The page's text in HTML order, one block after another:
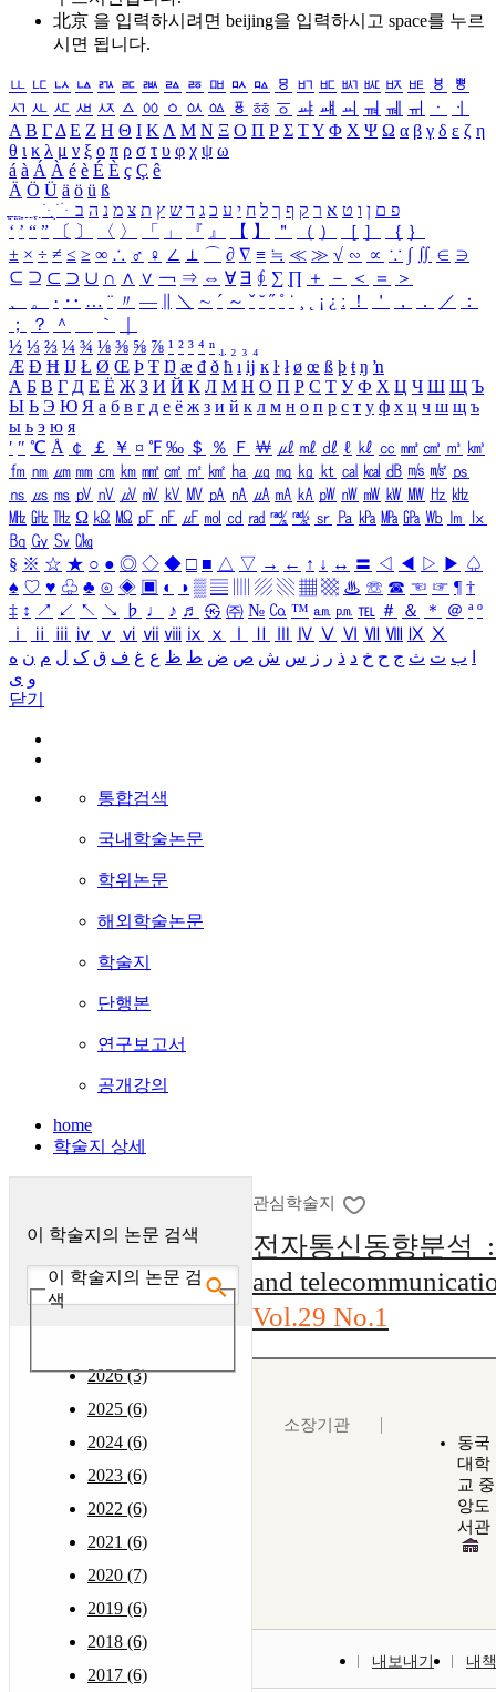
北京 을 입력하시려면 beijing을 입력하시고 space를 누르
시면 됩니다.
ㅥ ㅦ ㅧ ㅨ ㅩ ㅪ ㅫ ㅬ ㅭ ㅮ ㅯ ㅰ ㅱ ㅲ ㅳ ㅴ ㅵ ㅶ ㅷ ㅸ
ㅹ
ㅺ ㅻ ㅼ ㅽ ㅾ ㅿ ㆀ ㆁ ㆂ ㆃ ㆄ ㆅ ㆆ ㆇ ㆈ ㆉ ㆊ ㆋ ㆌ ㆍ
ㆎ
Α Β ΓΔ Ε Ζ Η Θ Ι ΚΛ Μ Ν Ξ Ο Π Ρ Σ ΤΥ Φ Χ Ψ Ω α β γ δ ε ζ η
θ ι κ λ μ ν ξ ο π ρ σ τ υ φ χ ψ ω
á à Á À é è É È ç Ç ê
Ä Ö Ü ä ö ü ß
ִֶֹ ֻּ ׁׂ פ ם ן ו ט א ר ק ף ך ל ח י ע כ ג ד ש ץ ת צ מ נ ה ב
‘ ’ “ ” 〔 〕 〈 〉 「 」 『 』 【 】 ＂ （ ） ［ ］ ｛ ｝
± × ÷ ≠ ≤ ≥ ∞ ∴ ♂ ♀ ∠ ⊥ ⌒ ∂ ∇ ≡ ≒ ≪ ≫ √ ∽ ∝ ∵ ∫ ∬ ∈ ∋
⊆ ⊇ ⊂ ⊃ ∪ ∩ ∧ ∨ ￢ ⇒ ⇔ ∀ ∃ ∮ ∑ ∏ ＋ － ＜ ＝
＞
、
。 · ‥ … ¨ 〃 ― ＼ ∼ ´ ～ ˇ ˘ ˝ ˚ ˙ ¸ ¡ ¿ ː ！ ＇ ， ． ／
：
；
？ ＾ ｀
½ ⅓ ⅔ ¼ ¾ ⅛ ⅜ ⅝ ⅞ ¹ ² ³ ⁴ ⁿ ₁ ₂ ₃ ₄
Æ Ð Ħ Ĳ Ł Ø Œ Þ Ŧ Ŋ æ đ ð ħ ı ĳ ĸ ŀ ł ø œ ß þ ŧ ŋ ŉ
А Б В Г Д Е Ё Ж З И Й К Л М Н О П Р С Т У Ф Х Ц Ч Ш Щ Ъ
Ы Ь Э Ю Я а б в г д е ё ж з и й к л м н о п р с т у ф х ц ч ш щ ъ
ы ь э ю я
′ ″ ℃ Å ￠ ￡ ￥ ¤ ℉ ‰ ＄ ％ Ｆ ￦ ㎕ ㎖ ㎗ ℓ ㎘ ㏄ ㎣ ㎤ ㎥ ㎦
㎙ ㎚ ㎛ ㎜ ㎝ ㎞ ㎟ ㎠ ㎡ ㎢ ㏊ ㎍ ㎎ ㎏ ㏏ ㎈ ㎉ ㏈ ㎧ ㎨ ㎰
㎱ ㎲ ㎳ ㎴ ㎵ ㎶ ㎷ ㎸ ㎹ ㎀ ㎁ ㎂ ㎃ ㎄ ㎺ ㎻ ㎽ ㎾ ㎿ ㎐ ㎑
㎒ ㎓ ㎔ Ω ㏀ ㏁ ㎊ ㎋ ㎌ ㏖ ㏅ ㎭ ㎮ ㎯ ㏛ ㎩ ㎪ ㎫ ㎬ ㏝ ㏐
㏓
㏃ ㏉ ㏜ ㏆
§ ※ ☆ ★ ○ ● ◎ ◇ ◆ □ ■ △ ▽ → ← ↑ ↓ ↔ 〓 ◁ ◀ ▷ ▶ ♤
♠ ♡ ♥ ♧ ♣ ⊙ ◈ ▣ ◐ ◑ ▒ ▤ ▨ ▧ ▦ ▩ ♨ ☏ ☎ ☜ ☞ ¶ †
‡ ↕ ↗ ↙ ↖ ↘ ♭ ♩ ♪ ♬ ㉿ ㈜ № ㏇ ™ ㏂ ㏘ ℡ ＃ ＆ ＊ ＠ ª º
ⅰ
ⅱ ⅲ ⅳ ⅴ ⅵ ⅶ ⅷ ⅸ ⅹ Ⅳ Ⅴ Ⅵ Ⅶ Ⅷ Ⅸ Ⅹ
ب ت ث ج ح خ د ذ ر ز س ش ص ض ط ظ ع غ ف ق ک ل م ن ه
و ی
닫기
통합검색
국내학술논문
학위논문
해외학술논문
학술지
단행본
연구보고서
공개강의
home
학술지 상세
이 학술지의 논문 검색
이 학술지의 논문 검
색
2026 (3)
2025 (6)
2024 (6)
2023 (6)
2022 (6)
2021 (6)
2020 (7)
2019 (6)
2018 (6)
2017 (6)
관심학술지
전자통신동향분석 :
and
Vol.29 No.1
소장기관
동국
대학
교 중
앙도
서관
내보내기 내